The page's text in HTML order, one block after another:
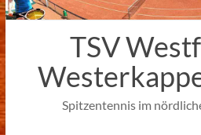
TSV
Spitzentennis im